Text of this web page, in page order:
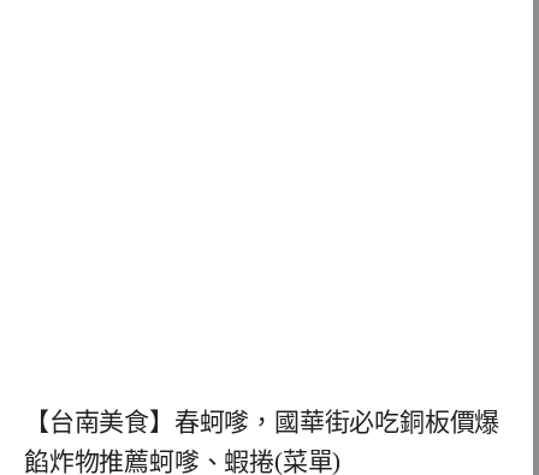
【台南美食】春蚵嗲，國華街必吃銅板價爆
餡炸物推薦蚵嗲、蝦捲(菜單)